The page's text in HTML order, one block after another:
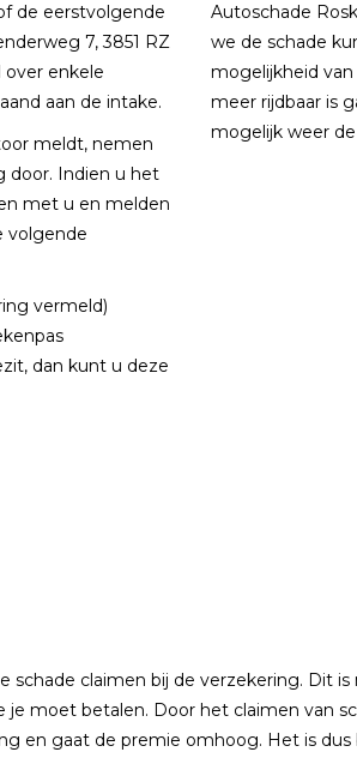
de eerstvolgende
7, 3851 RZ
over enkele
aan de intake.
meldt, nemen
door. Indien u het
met u en melden
volgende
vermeld)
dan kunt u deze
Autoschade
we de schade
mogelijkheid
meer rijdbaar is
mogelijk weer
claimen bij de verzekering. Dit
moet betalen. Door het claimen van
en gaat de premie omhoog. Het is